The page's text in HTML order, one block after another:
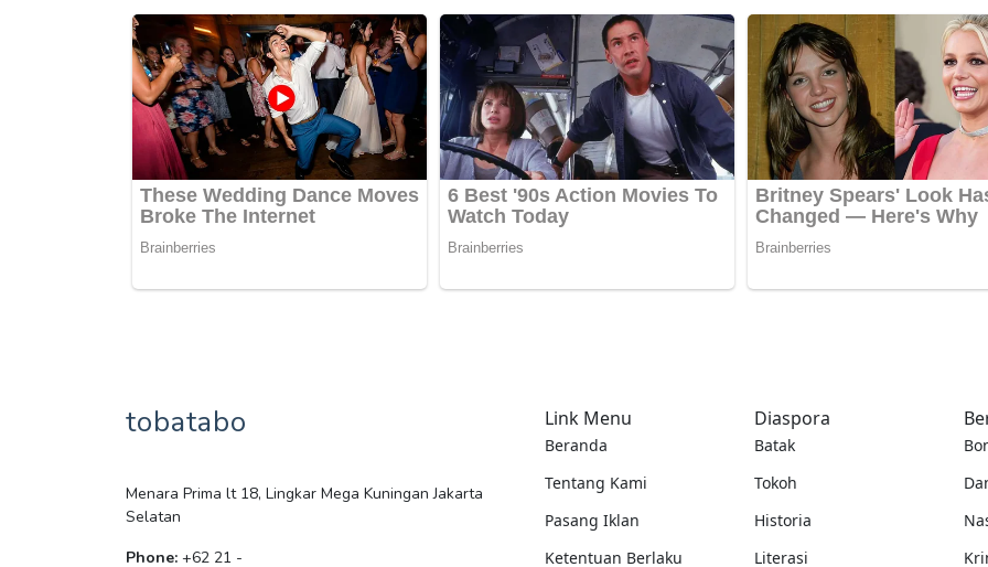
tobatabo
Menara Prima lt 18, Lingkar Mega Kuningan Jakarta
Selatan
Phone: +62 21 -
Link Menu
Beranda
Tentang Kami
Pasang Iklan
Ketentuan Berlaku
Diaspora
Batak
Tokoh
Historia
Literasi